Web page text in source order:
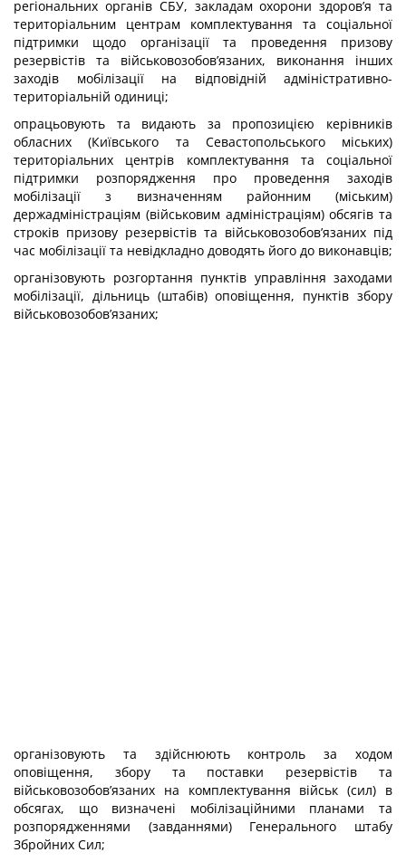
регіональних органів СБУ, закладам охорони здоров’я та
територіальним центрам комплектування та соціальної
підтримки щодо організації та проведення призову
резервістів та військовозобов’язаних, виконання інших
заходів мобілізації на відповідній адміністративно-
територіальній одиниці;
опрацьовують та видають за пропозицією керівників
обласних (Київського та Севастопольського міських)
територіальних центрів комплектування та соціальної
підтримки розпорядження про проведення заходів
мобілізації з визначенням районним (міським)
держадміністраціям (військовим адміністраціям) обсягів та
строків призову резервістів та військовозобов’язаних під
час мобілізації та невідкладно доводять його до виконавців;
організовують розгортання пунктів управління заходами
мобілізації, дільниць (штабів) оповіщення, пунктів збору
військовозобов’язаних;
організовують та здійснюють контроль за ходом
оповіщення, збору та поставки резервістів та
військовозобов’язаних на комплектування військ (сил) в
обсягах, що визначені мобілізаційними планами та
розпорядженнями (завданнями) Генерального штабу
Збройних Сил;